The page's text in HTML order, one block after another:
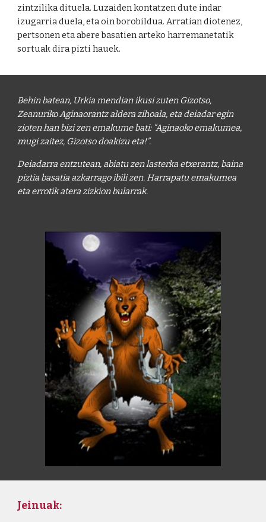
zintzilika dituela. Luzaiden kontatzen dute indar
izugarria duela, eta oin borobildua. Arratian diotenez,
pertsonen eta abere basatien arteko harremanetatik
sortuak dira pizti hauek.
Behin batean, Urkia mendian ikusi zuten Gizotso,
Zeanuriko Aginaorantz aldera zihoala, eta deiadar egin
zioten han bizi zen emakume bati: “Aginaoko emakumea,
mugi zaitez, Gizotso doakizu eta!”.
Deiadarra entzutean, abiatu zen lasterka etxerantz, baina
piztia basatia azkarrago ibili zen. Harrapatu emakumea
eta errotik atera zizkion bularrak.
Jeinuak: